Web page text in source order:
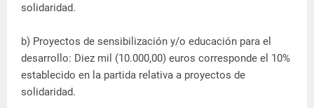
solidaridad.
b) Proyectos de sensibilización y/o educación para el
desarrollo: Diez mil (10.000,00) euros corresponde el 10%
establecido en la partida relativa a proyectos de
solidaridad.